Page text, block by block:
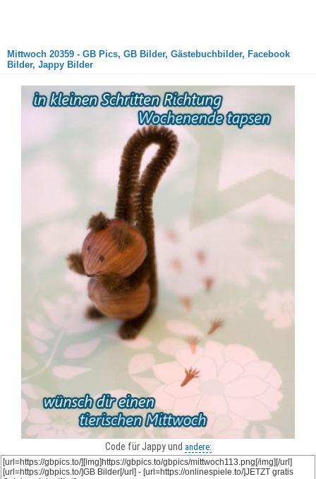
Mittwoch 20359 - GB Pics, GB Bilder, Gästebuchbilder, Facebook
Bilder, Jappy Bilder
Code für Jappy und andere: